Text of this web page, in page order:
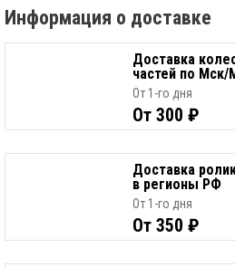
Информация о доставке
Доставка
частей по
От 1-го дня
От 300 ₽
Доставка
в регионы РФ
От 1-го дня
От 350 ₽